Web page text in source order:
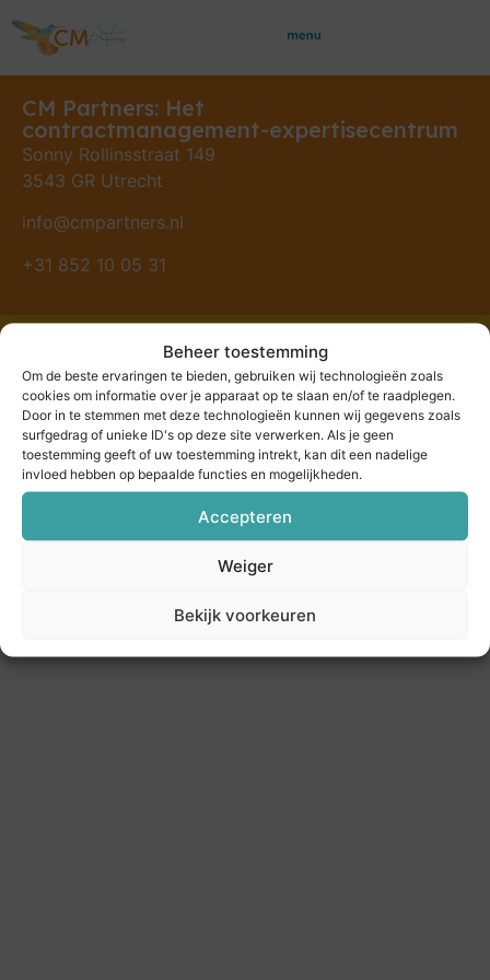
Beheer toestemming
Om de beste ervaringen te bieden, gebruiken wij technologieën zoals
cookies om informatie over je apparaat op te slaan en/of te raadplegen.
Door in te stemmen met deze technologieën kunnen wij gegevens zoals
surfgedrag of unieke ID's op deze site verwerken. Als je geen
toestemming geeft of uw toestemming intrekt, kan dit een nadelige
invloed hebben op bepaalde functies en mogelijkheden.
Accepteren
Weiger
Bekijk voorkeuren
CM Partners: Het
contractmanagement-expertisecentrum
Sonny Rollinsstraat 149
3543 GR Utrecht
info@cmpartners.nl
+31 852 10 05 31
© Copyright CM Partners 2026
Bedrijfsgegevens|Algemene voorwaarden|Privacy
Policy|Cookiebeleid